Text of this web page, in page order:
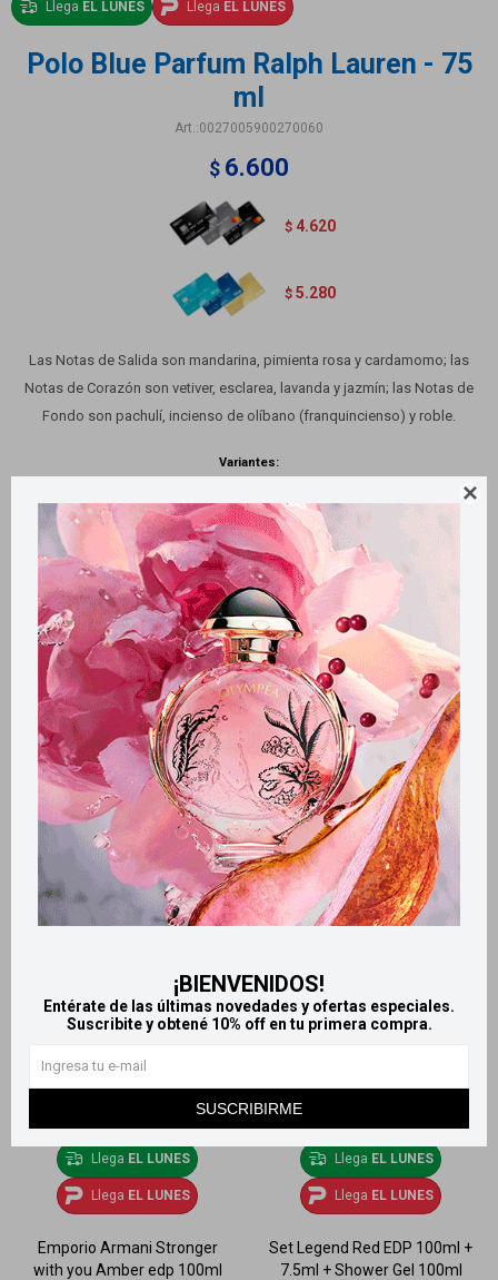

¡BIENVENIDOS!
Entérate de las últimas novedades y ofertas especiales.
Suscribite y obtené 10% off en tu primera compra.
SUSCRIBIRME
Llega EL LUNES Llega EL LUNES
Polo Blue Parfum Ralph Lauren - 75
ml
0027005900270060
$ 6.600
$ 4.620
$ 5.280
Las Notas de Salida son mandarina, pimienta rosa y cardamomo; las
Notas de Corazón son vetiver, esclarea, lavanda y jazmín; las Notas de
Fondo son pachulí, incienso de olíbano (franquincienso) y roble.
Variantes:
Métodos y costos de envío
Retiros gratuitos en tiendas
CARACTERÍSTICAS
Sección Hombre
Productos que te pueden interesar
Llega EL LUNES
Llega EL LUNES
Emporio Armani Stronger
with you Amber edp 100ml
Llega EL LUNES
Llega EL LUNES
Set Legend Red EDP 100ml +
7.5ml + Shower Gel 100ml